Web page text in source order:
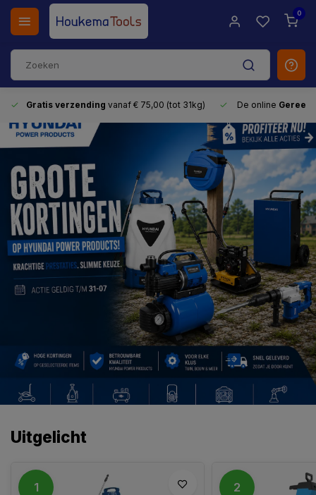
0
Gratis verzending vanaf € 75,00 (tot 31kg) De online
Uitgelicht
1 2